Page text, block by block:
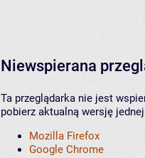
Niewspierana
Ta przeglądarka nie jest
pobierz aktualną wersję
Mozilla Firefox
Google Chrome